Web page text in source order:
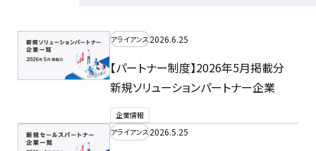
アライアンス2026.6.25
【パートナー制度】2026年5月掲載分
新規ソリューションパートナー企業
企業情報
アライアンス2026.5.25